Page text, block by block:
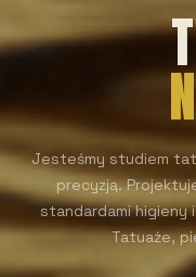
Jesteśmy studiem
precyzją.
standardami higieny
Tatuaże,